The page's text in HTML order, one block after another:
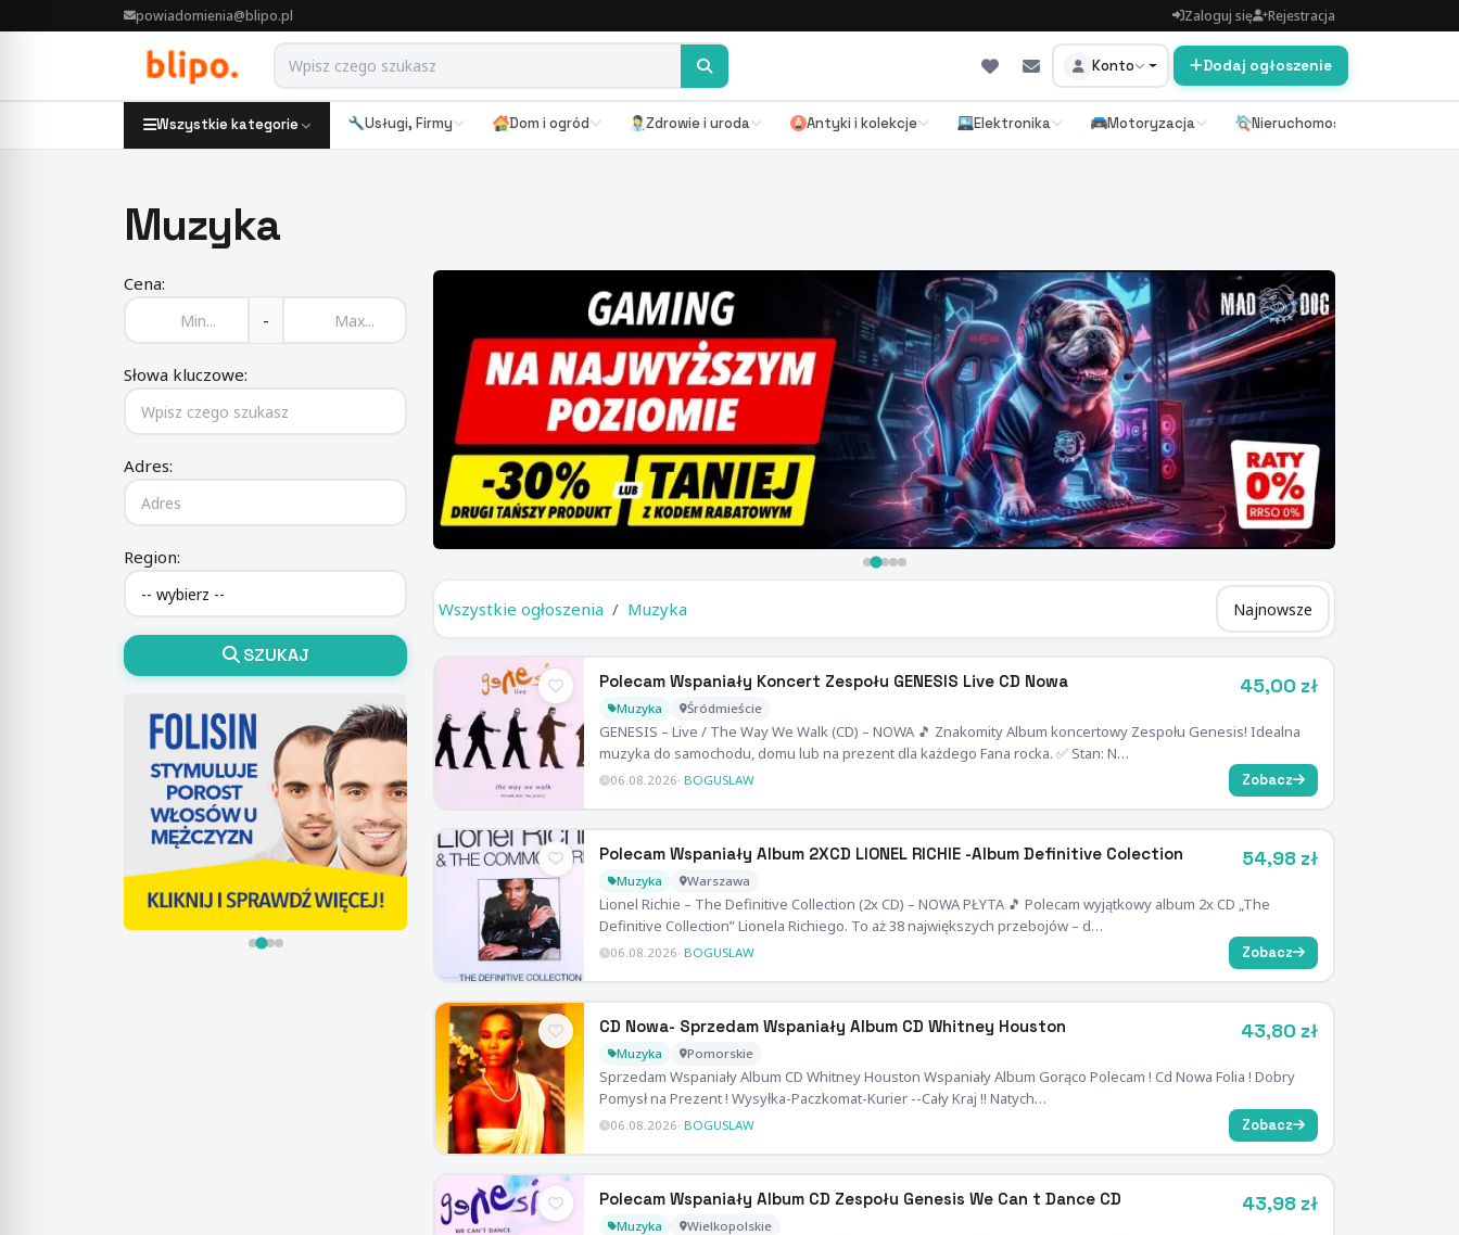
powiadomienia@blipo.pl Zaloguj się Rejestracja
Konto Dodaj ogłoszenie
Wszystkie kategorie Usługi, Firmy Dom i ogród Zdrowie i uroda Antyki i kolekcje Elektronika Motoryzacja Nieruchomości
Muzyka
Cena:
-
Słowa kluczowe:
Adres:
Region:
SZUKAJ
Wszystkie ogłoszenia Muzyka
Polecam Wspaniały Koncert Zespołu GENESIS Live CD Nowa
Muzyka Śródmieście
45,00 zł
GENESIS – Live / The Way We Walk (CD) – NOWA 🎵 Znakomity Album koncertowy Zespołu Genesis! Idealna
muzyka do samochodu, domu lub na prezent dla każdego Fana rocka. ✅ Stan: N…
06.08.2026·BOGUSLAW Zobacz
Polecam Wspaniały Album 2XCD LIONEL RICHIE -Album Definitive Colection
Muzyka Warszawa
54,98 zł
Lionel Richie – The Definitive Collection (2x CD) – NOWA PŁYTA 🎵 Polecam wyjątkowy album 2x CD „The
Definitive Collection” Lionela Richiego. To aż 38 największych przebojów – d…
06.08.2026·BOGUSLAW Zobacz
CD Nowa- Sprzedam Wspaniały Album CD Whitney Houston
Muzyka Pomorskie
43,80 zł
Sprzedam Wspaniały Album CD Whitney Houston Wspaniały Album Gorąco Polecam ! Cd Nowa Folia ! Dobry
Pomysł na Prezent ! Wysyłka-Paczkomat-Kurier --Cały Kraj !! Natych…
06.08.2026·BOGUSLAW Zobacz
Polecam Wspaniały Album CD Zespołu Genesis We Can t Dance CD
Muzyka Wielkopolskie
43,98 zł